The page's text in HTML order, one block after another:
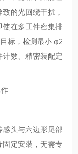
的光回绕干扰，
使在多工件密集排
标，检测最小 φ2
计数、精密装配定
头与六边形尾部
固定安装，无需专